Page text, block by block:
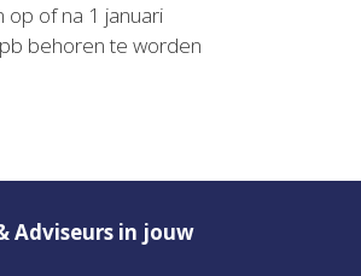
op of na 1 januari
behoren te worden
Adviseurs in jouw